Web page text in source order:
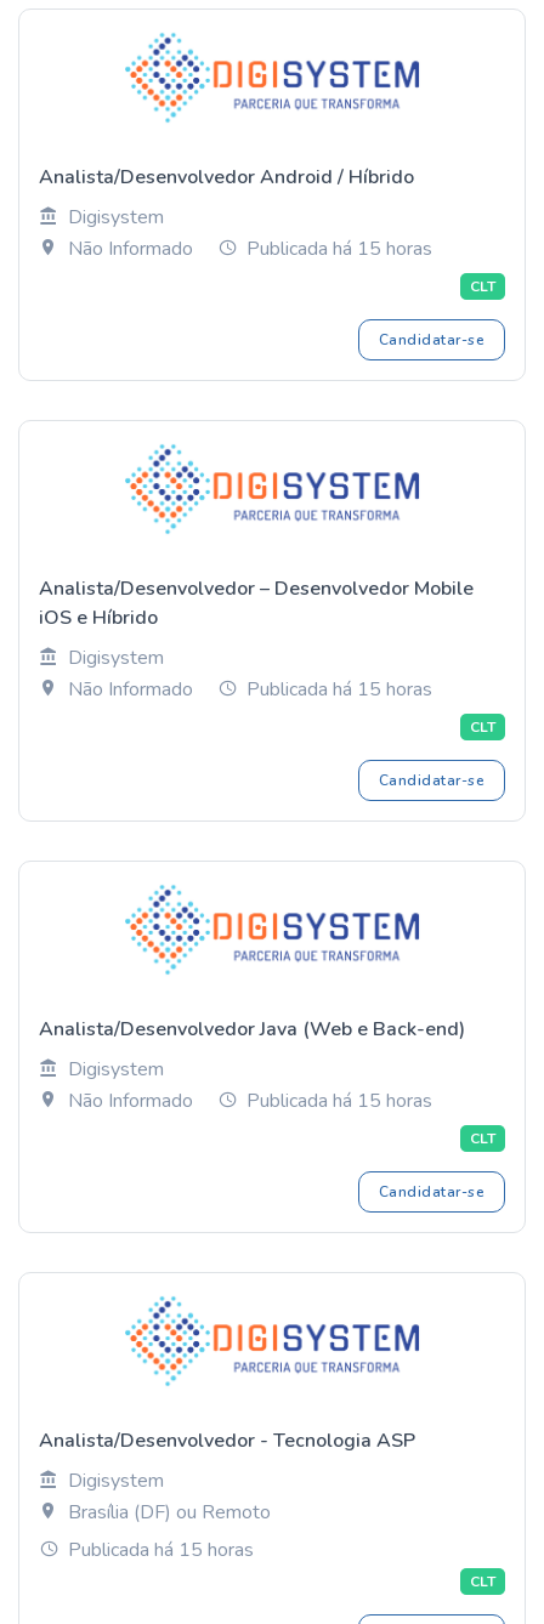
Analista/Desenvolvedor Android / Híbrido
Digisystem
Não Informado
Publicada há 15 horas
CLT
Candidatar-se
Analista/Desenvolvedor – Desenvolvedor Mobile
iOS e Híbrido
Digisystem
Não Informado
Publicada há 15 horas
CLT
Candidatar-se
Analista/Desenvolvedor Java (Web e Back-end)
Digisystem
Não Informado
Publicada há 15 horas
CLT
Candidatar-se
Analista/Desenvolvedor - Tecnologia ASP
Digisystem
Brasília (DF) ou Remoto
Publicada há 15 horas
CLT